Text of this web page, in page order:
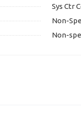
Sys Ctr
Non-
Non-